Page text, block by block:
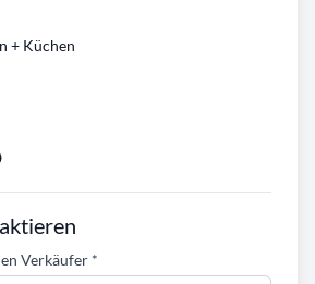
+ Küchen
Verkäufer *